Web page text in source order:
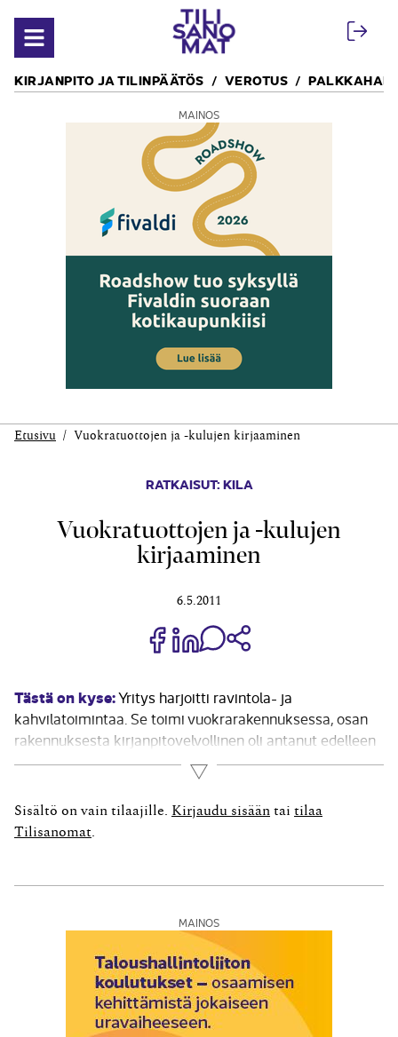
Avaa valikko
KIRJANPITO JA TILINPÄÄTÖS VEROTUS
MAINOS
Etusivu Vuokratuottojen ja -kulujen kirjaaminen
RATKAISUT: KILA
Vuokratuottojen ja -kulujen
kirjaaminen
6.5.2011
Jaa Share on Facebook
Jaa Share on LinkedIn
Jaa WhatsApp-viestinä
Tästä on kyse:Yritys harjoitti ravintola- ja
kahvilatoimintaa. Se toimi vuokrarakennuksessa, osan
rakennuksesta kirjanpitovelvollinen oli antanut edelleen
vuokralle. Edelleenvuokraus tuotti vuokratuloja
muutaman vuoden ajan. Hakija ehdotti, että saama
vuokra merkittäisiin liikevaihtoon ja sen maksamaa
vuokraa käsiteltäisiin vuokratulosta vähennettävänä
Lue lisää
Sisältö on vain tilaajille. Kirjaudu sisään tai tilaa
Tilisanomat
MAINOS